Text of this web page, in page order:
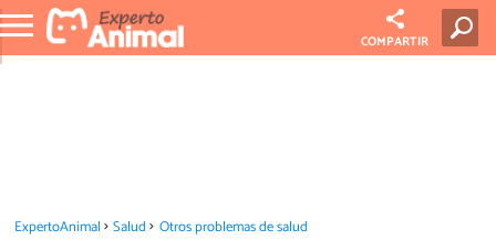
COMPARTIR
ExpertoAnimal Salud Otros problemas de salud